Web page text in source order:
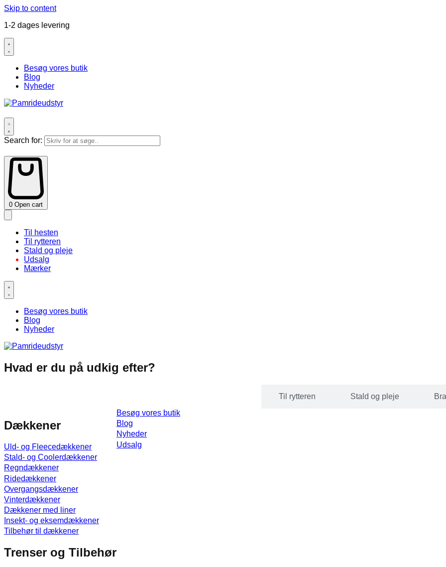
Skip to content
1-2 dages levering
Besøg vores butik
Blog
Nyheder
Search for:
0 Open cart
Til hesten
Til rytteren
Stald og pleje
Udsalg
Mærker
Besøg vores butik
Blog
Nyheder
Hvad er du på udkig efter?
Til rytteren Stald og pleje
Dækkener
Uld- og Fleecedækkener
Stald- og Coolerdækkener
Regndækkener
Ridedækkener
Overgangsdækkener
Vinterdækkener
Dækkener med liner
Insekt- og eksemdækkener
Tilbehør til dækkener
Trenser og Tilbehør
Besøg vores butik
Blog
Nyheder
Udsalg